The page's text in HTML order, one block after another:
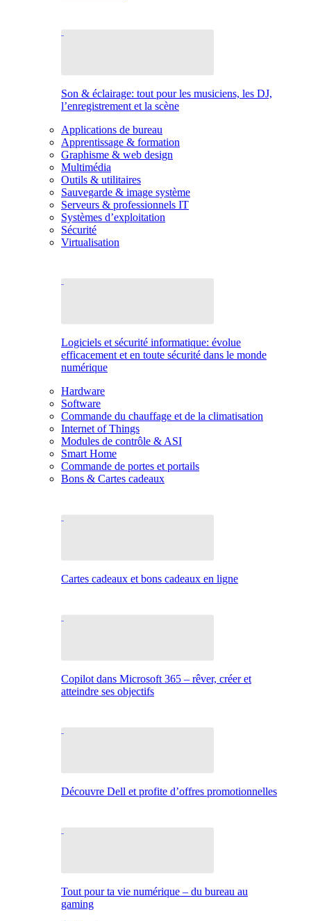
Son & éclairage: tout pour les musiciens, les DJ,
l’enregistrement et la scène
Applications de bureau
Apprentissage & formation
Graphisme & web design
Multimédia
Outils & utilitaires
Sauvegarde & image système
Serveurs & professionnels IT
Systèmes d’exploitation
Sécurité
Virtualisation
Logiciels et sécurité informatique: évolue
efficacement et en toute sécurité dans le monde
numérique
Hardware
Software
Commande du chauffage et de la climatisation
Internet of Things
Modules de contrôle & ASI
Smart Home
Commande de portes et portails
Bons & Cartes cadeaux
Cartes cadeaux et bons cadeaux en ligne
Copilot dans Microsoft 365 – rêver, créer et
atteindre ses objectifs
Découvre Dell et profite d’offres promotionnelles
Tout pour ta vie numérique – du bureau au
gaming